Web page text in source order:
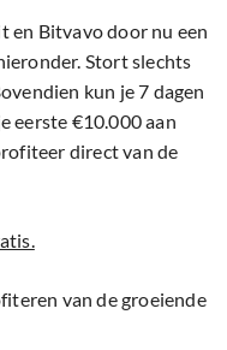
en Bitvavo door nu een
Stort slechts
kun je 7 dagen
eerste €10.000 aan
direct van de
van de groeiende